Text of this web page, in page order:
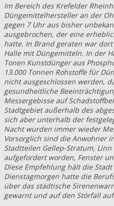
Im Bereich des Krefelder
Düngemittelhersteller an der
gegen 7 Uhr aus bisher
ausgebrochen, der eine
hatte. In Brand geraten war
Halle mit Düngemitteln. In der
Tonen Kunstdünger aus
13.000 Tonnen Rohstoffe für
nicht ausgeschlossen werden,
gesundheitliche
Messergebisse auf
Stadtgebiet außerhalb des
sich aber unterhalb der
Nacht wurden immer wieder
Vorsorglich sind die Anwohner
Stadtteilen Gellep-Stratum,
aufgefordert worden, Fenster
Diese Empfehlung hält die
Dienstagmorgen hatte die
über das städtische
gewarnt und auf den Störfall